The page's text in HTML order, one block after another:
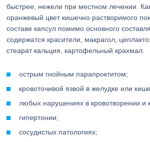
быстрее, нежели при местном лечении.
оранжевый цвет кишечно растворимого
составе капсул помимо основного
содержатся красители, макрагол,
стеарат кальция, картофельный крахмал.
острым гнойным парапроктитом;
кровоточивой язвой в желудке или
любых нарушениях в кровотворении и
гипертонии;
сосудистых патологиях;